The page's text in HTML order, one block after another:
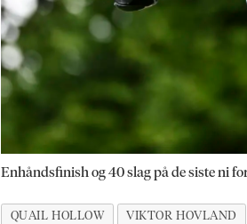
Enhåndsfinish og 40 slag på de siste ni
QUAIL HOLLOW VIKTOR HOVLAND